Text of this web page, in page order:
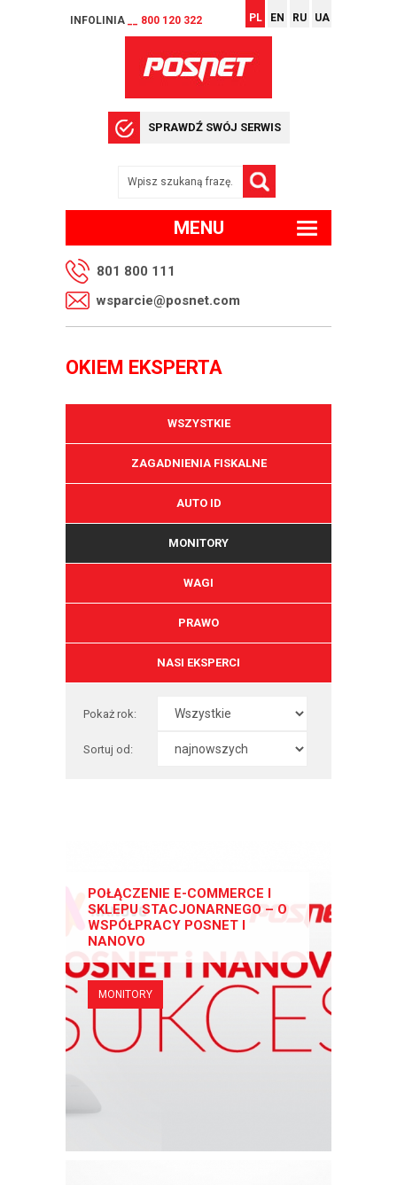
INFOLINIA __ 800 120 322 PL EN RU UA
SPRAWDŹ SWÓJ SERWIS
MENU
801 800 111
wsparcie@posnet.com
OKIEM EKSPERTA
WSZYSTKIE
ZAGADNIENIA FISKALNE
AUTO ID
MONITORY
WAGI
PRAWO
NASI EKSPERCI
Pokaż rok:
Sortuj od:
POŁĄCZENIE E-COMMERCE I
SKLEPU STACJONARNEGO – O
WSPÓŁPRACY POSNET I
NANOVO
MONITORY